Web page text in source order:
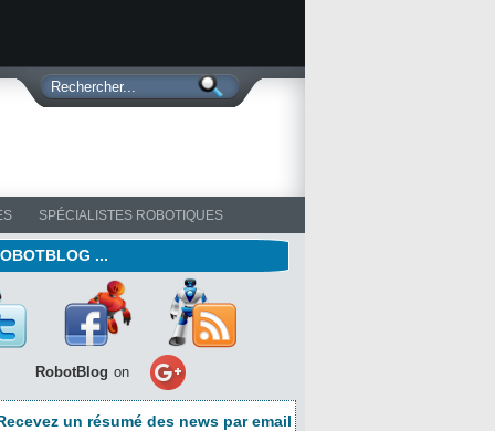
SPÉCIALISTES ROBOTIQUES
...
RobotBlog on
un résumé des news par email